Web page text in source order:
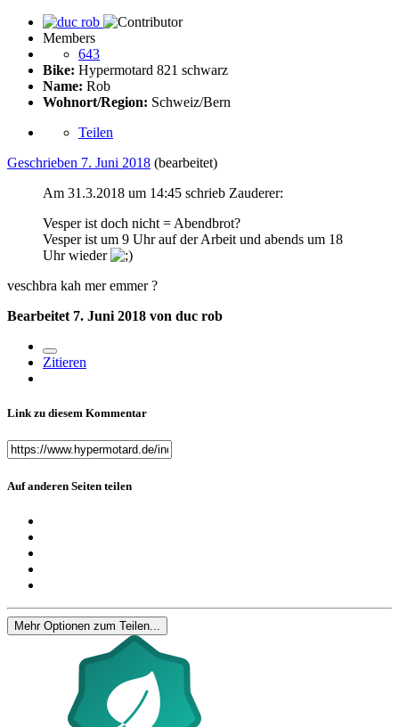
Members
643
Bike: Hypermotard 821 schwarz
Name: Rob
Wohnort/Region: Schweiz/Bern
Teilen
Geschrieben 7. Juni 2018 (bearbeitet)
Am 31.3.2018 um 14:45 schrieb Zauderer:
Vesper ist doch nicht = Abendbrot?
Vesper ist um 9 Uhr auf der Arbeit und abends um 18
Uhr wieder
veschbra kah mer emmer?
Bearbeitet 7. Juni 2018 von duc rob
Zitieren
Link zu diesem Kommentar
Auf anderen Seiten teilen
Mehr Optionen zum Teilen...